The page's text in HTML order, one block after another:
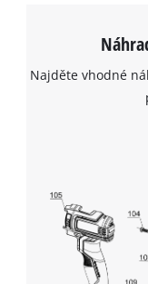
Najděte vhodné